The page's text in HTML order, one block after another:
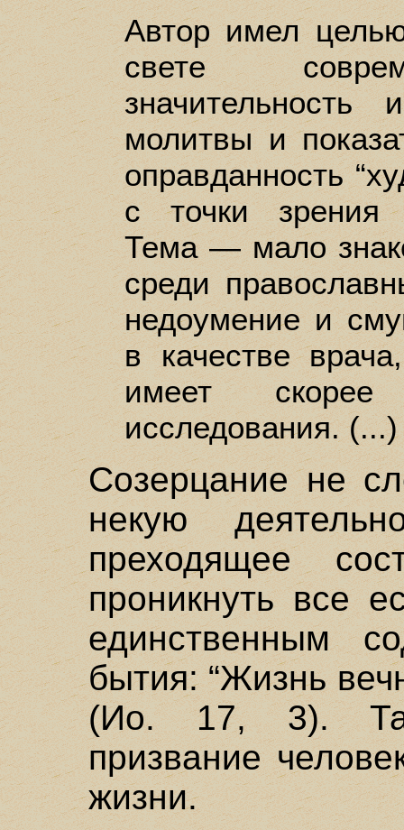
Автор имел
свете
значительность
молитвы и
оправданность
с точки зрения
Тема — мало
среди
недоумение и
в качестве
имеет скорее
исследования. (...)
Созерцание не
некую
преходящее
проникнуть все
единственным
бытия: “Жизнь
(Ио. 17, 3).
призвание
жизни.